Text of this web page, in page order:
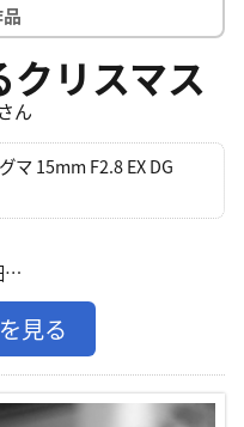
リスマス
ん
マ 15mm F2.8 EX DG
…
見る